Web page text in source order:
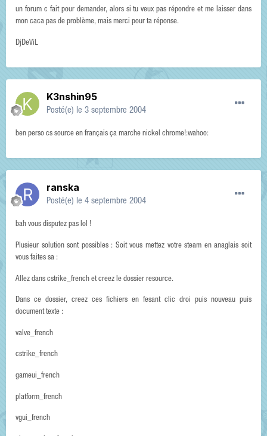
un forum c fait pour demander, alors si tu veux pas répondre et me laisser dans
mon caca pas de problème, mais merci pour ta réponse.
DjDeViL
K3nshin95
Posté(e) le 3 septembre 2004
ben perso cs source en français ça marche nickel chrome!:wahoo:
ranska
Posté(e) le 4 septembre 2004
bah vous disputez pas lol !
Plusieur solution sont possibles : Soit vous mettez votre steam en anaglais soit
vous faites sa :
Allez dans cstrike_french et creez le dossier resource.
Dans ce dossier, creez ces fichiers en fesant clic droi puis nouveau puis
document texte :
valve_french
cstrike_french
gameui_french
platform_french
vgui_french